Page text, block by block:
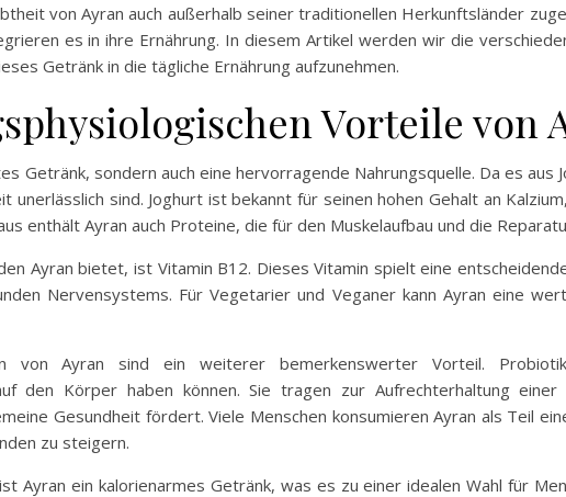
von Ayran auch außerhalb seiner traditionellen Herkunftsländer
es in ihre Ernährung. In diesem Artikel werden wir die
Getränk in die tägliche Ernährung aufzunehmen.
Vorteile von
Getränk, sondern auch eine hervorragende Nahrungsquelle. Da es
unerlässlich sind. Joghurt ist bekannt für seinen hohen Gehalt an
enthält Ayran auch Proteine, die für den Muskelaufbau und die
Ayran bietet, ist Vitamin B12. Dieses Vitamin spielt eine
Nervensystems. Für Vegetarier und Veganer kann Ayran eine
von Ayran sind ein weiterer bemerkenswerter Vorteil.
den Körper haben können. Sie tragen zur Aufrechterhaltung
Gesundheit fördert. Viele Menschen konsumieren Ayran als Teil
zu steigern.
Ayran ein kalorienarmes Getränk, was es zu einer idealen Wahl für